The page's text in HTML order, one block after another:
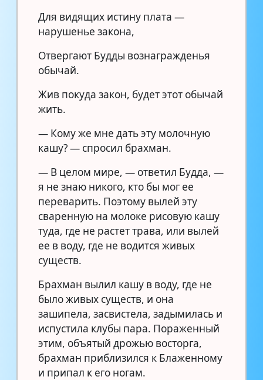
Для видящих истину плата —
нарушенье закона,
Отвергают Будды вознагражденья
обычай.
Жив покуда закон, будет этот обычай
жить.
— Кому же мне дать эту молочную
кашу? — спросил брахман.
— В целом мире, — ответил Будда, —
я не знаю никого, кто бы мог ее
переварить. Поэтому вылей эту
сваренную на молоке рисовую кашу
туда, где не растет трава, или вылей
ее в воду, где не водится живых
существ.
Брахман вылил кашу в воду, где не
было живых существ, и она
зашипела, засвистела, задымилась и
испустила клубы пара. Пораженный
этим, объятый дрожью восторга,
брахман приблизился к Блаженному
и припал к его ногам.